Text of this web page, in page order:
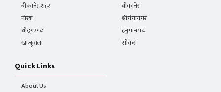
बीकानेर शहर
नोखा
श्रीडूंगरगढ़
खाजूवाला
बीकानेर
श्रीगंगानगर
हनुमानगढ़
सीकर
Quick Links
About Us